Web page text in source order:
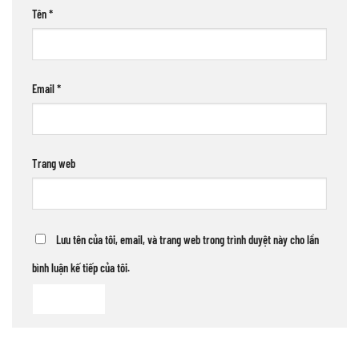
Tên*
Email*
Trang web
Lưu tên của tôi, email, và trang web trong trình duyệt này cho lần
bình luận kế tiếp của tôi.